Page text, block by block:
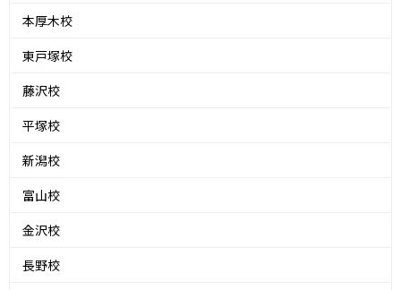
本厚木校
東戸塚校
藤沢校
平塚校
新潟校
富山校
金沢校
長野校